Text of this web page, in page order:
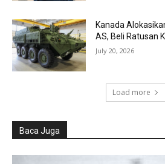
Kanada
AS, Beli Ratusan
July 20, 2026
Load more
Baca Juga